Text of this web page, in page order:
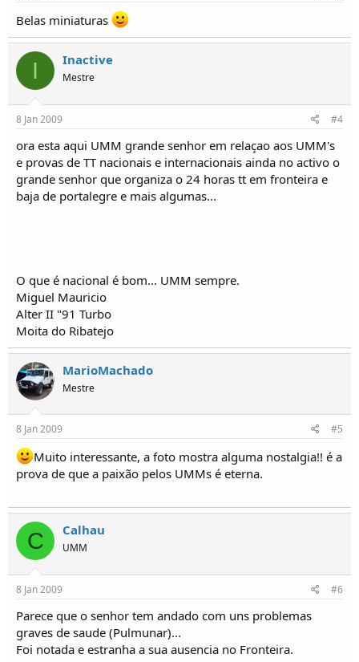
Belas miniaturas
I Inactive
Mestre
8 Jan 2009 #4
ora esta aqui UMM grande senhor em relaçao aos UMM's
e provas de TT nacionais e internacionais ainda no activo o
grande senhor que organiza o 24 horas tt em fronteira e
baja de portalegre e mais algumas...
O que é nacional é bom... UMM sempre.
Miguel Mauricio
Alter II "91 Turbo
Moita do Ribatejo
MarioMachado
Mestre
8 Jan 2009 #5
Muito interessante, a foto mostra alguma nostalgia!! é a
prova de que a paixão pelos UMMs é eterna.
C Calhau
UMM
8 Jan 2009 #6
Parece que o senhor tem andado com uns problemas
graves de saude (Pulmunar)...
Foi notada e estranha a sua ausencia no Fronteira.